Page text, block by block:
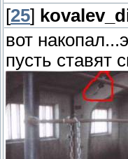
[25]
вот
пусть ставят